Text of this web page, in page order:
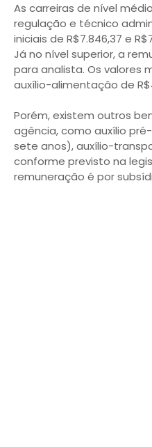
As carreiras de nível
regulação e técnico
iniciais de R$7.846,37 e
Já no nível superior, a
para analista. Os valores
auxílio-alimentação de
Porém, existem outros
agência, como auxílio
sete anos), auxílio-
conforme previsto na
remuneração é por